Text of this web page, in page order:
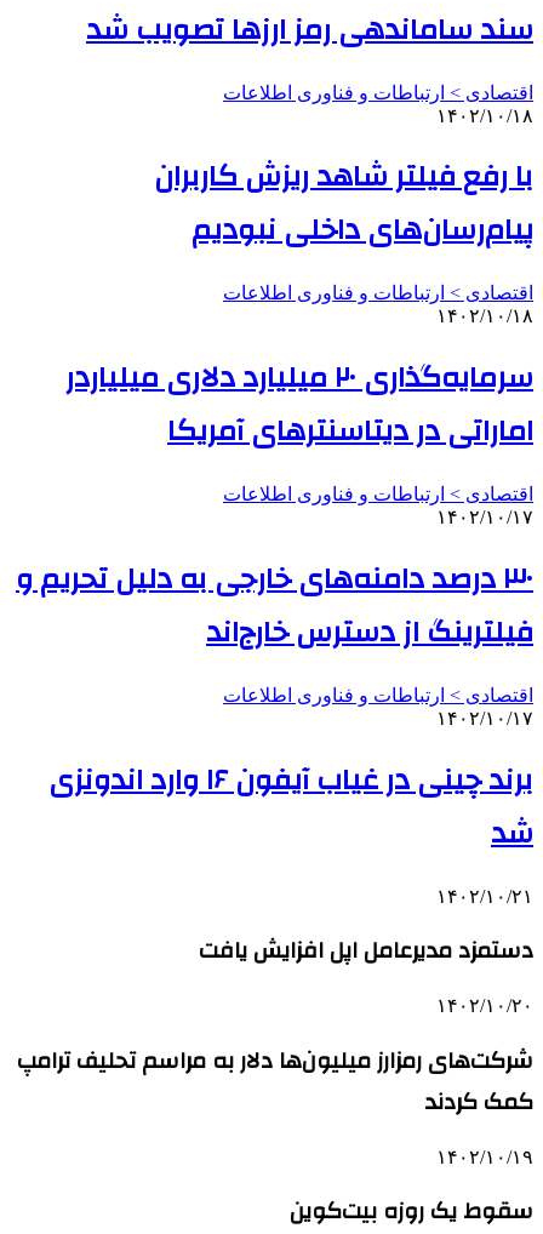
سند ساماندهی رمز ارزها تصویب شد
اقتصادی > ارتباطات و فناوری اطلاعات
۱۴۰۲/۱۰/۱۸
با رفع فیلتر شاهد ریزش کاربران
پیام‌رسان‌های داخلی نبودیم
اقتصادی > ارتباطات و فناوری اطلاعات
۱۴۰۲/۱۰/۱۸
سرمایه‌گذاری ۲۰ میلیارد دلاری میلیاردر
اماراتی در دیتاسنترهای آمریکا
اقتصادی > ارتباطات و فناوری اطلاعات
۱۴۰۲/۱۰/۱۷
۳۰ درصد دامنه‌های خارجی به دلیل تحریم و
فیلترینگ از دسترس خارج‌اند
اقتصادی > ارتباطات و فناوری اطلاعات
۱۴۰۲/۱۰/۱۷
برند چینی در غیاب آیفون ۱۶ وارد اندونزی
شد
۱۴۰۲/۱۰/۲۱
دستمزد مدیرعامل اپل افزایش یافت
۱۴۰۲/۱۰/۲۰
شرکت‌های رمزارز میلیون‌ها دلار به مراسم تحلیف ترامپ
کمک کردند
۱۴۰۲/۱۰/۱۹
سقوط یک روزه بیت‌کوین